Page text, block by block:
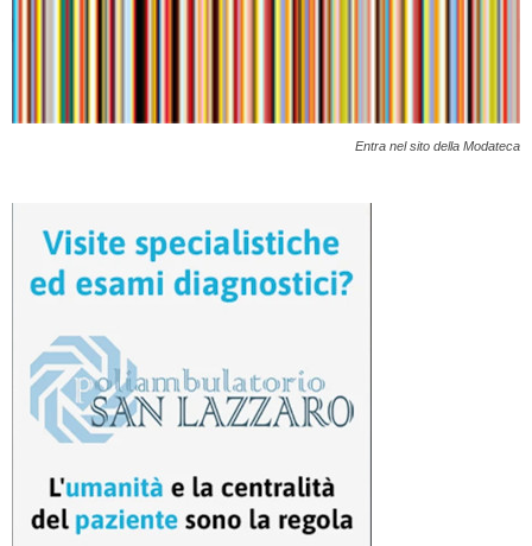
Entra nel sito della Modateca